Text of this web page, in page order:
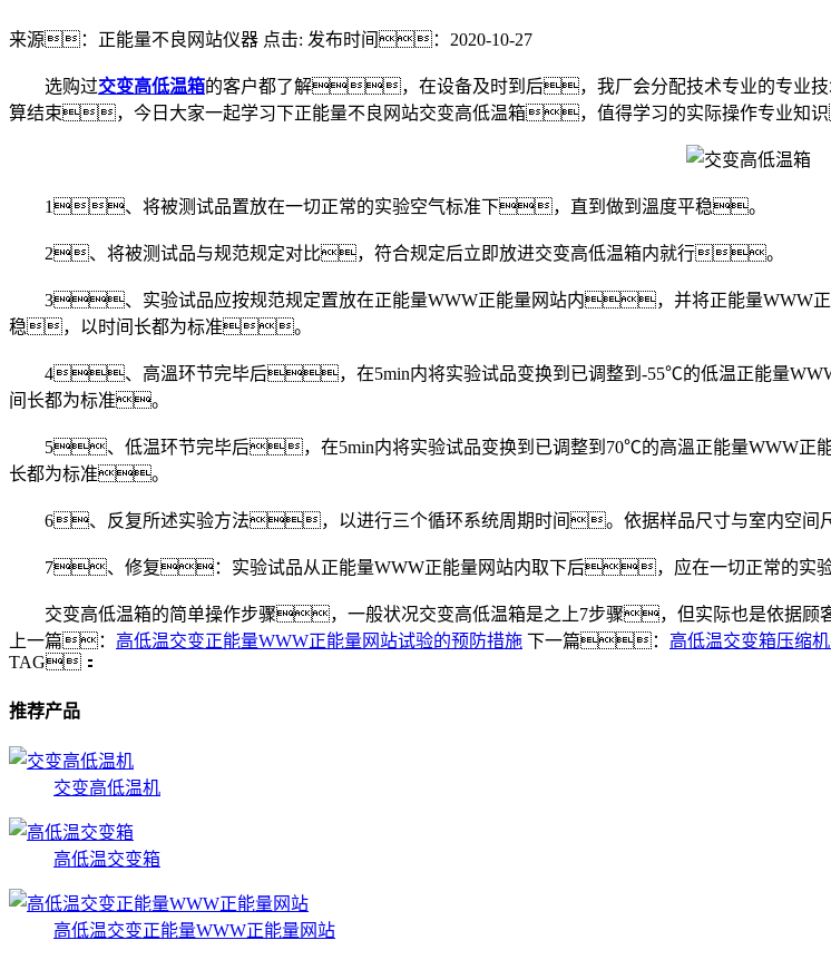
来源：正能量不良网站仪器 点击: 发布时间：2020-10-27
选购过交变高低温箱的客户都了解，在设备及时到后，我厂会分配技术专业的专业
算结束，今日大家一起学习下正能量不良网站交变高低温箱，值得学习的实际操作专业
1、将被测试品置放在一切正常的实验空气标准下，直到做到溫度平稳。
2、将被测试品与规范规定对比，符合规定后立即放进交变高低温箱内就行。
3、实验试品应按规范规定置放在正能量WWW正能量网站内，并将正能量WWW正
稳，以时间长都为标准。
4、高溫环节完毕后，在5min内将实验试品变换到已调整到-55℃的低温正能量
间长都为标准。
5、低温环节完毕后，在5min内将实验试品变换到已调整到70℃的高溫正能量WWW
长都为标准。
6、反复所述实验方法，以进行三个循环系统周期时间。依据样品尺寸与室内空间
7、修复：实验试品从正能量WWW正能量网站内取下后，应在一切正常的实验
交变高低温箱的简单操作步骤，一般状况交变高低温箱是之上7步骤，但实际也是依据
上一篇： 高低温交变正能量WWW正能量网站试验的预防措施 下一篇： 高低温交变箱压缩
TAG：
推荐产品
交变高低温机
高低温交变箱
高低温交变正能量WWW正能量网站